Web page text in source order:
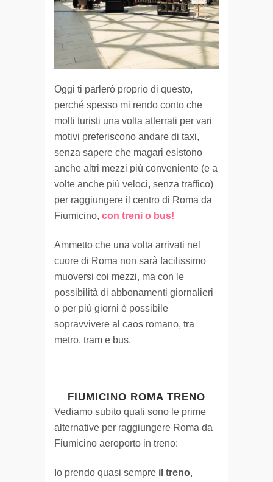
Oggi ti parlerò proprio di questo,
perché spesso mi rendo conto che
molti turisti una volta atterrati per vari
motivi preferiscono andare di taxi,
senza sapere che magari esistono
anche altri mezzi più conveniente (e a
volte anche più veloci, senza traffico)
per raggiungere il centro di Roma da
Fiumicino, con treni o bus!
Ammetto che una volta arrivati nel
cuore di Roma non sarà facilissimo
muoversi coi mezzi, ma con le
possibilità di abbonamenti giornalieri
o per più giorni è possibile
sopravvivere al caos romano, tra
metro, tram e bus.
FIUMICINO ROMA TRENO
Vediamo subito quali sono le prime
alternative per raggiungere Roma da
Fiumicino aeroporto in treno:
Io prendo quasi sempre il treno,